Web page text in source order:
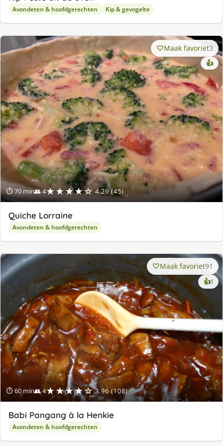
Avondeten & hoofdgerechten Kip & gevogelte
⏱ 70 min👥 4★★★★☆ 4.29 (45)
Maak favoriet3
👍
Quiche Lorraine
Avondeten & hoofdgerechten
⏱ 60 min👥 4★★★★☆ 3.96 (108)
Maak favoriet91
👍1
Babi Pangang à la Henkie
Avondeten & hoofdgerechten